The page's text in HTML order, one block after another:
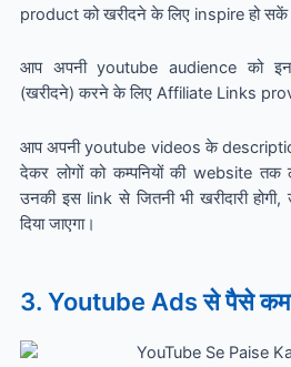
product को खरीदने के लिए inspire हो
आप अपनी youtube audience को
(खरीदने) करने के लिए Affiliate Links
आप अपनी youtube videos के
देकर लोगों को कम्पनियों की website
उनकी इस link से जितनी भी खरीदारी
दिया जाएगा।
3. Youtube Ads से पैसे